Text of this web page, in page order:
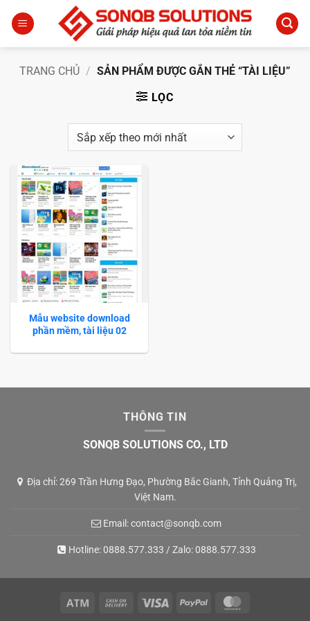
qua
TRANG CHỦ / SẢN PHẨM ĐƯỢC GẮN THẺ “TÀI LIỆU”
LỌC
Mẫu website download
phần mềm, tài liệu 02
THÔNG TIN
SONQB SOLUTIONS CO., LTD
Địa chỉ: 269 Trần Hưng Đạo, Phường Bắc Gianh, Tỉnh Quảng Trị,
Việt Nam.
Email:contact@sonqb.com
Hotline:0888.577.333 / Zalo:0888.577.333
Atm
Cash
Visa PayPal